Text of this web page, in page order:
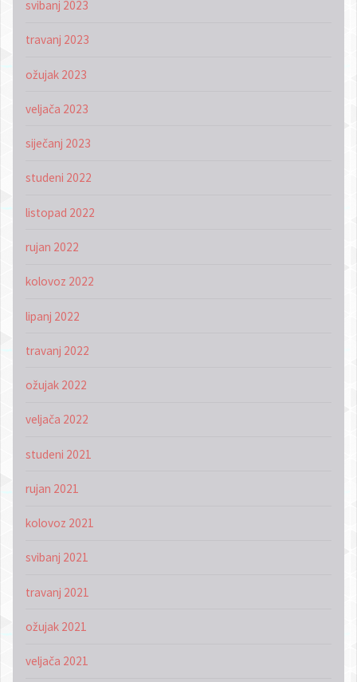
svibanj 2023
travanj 2023
ožujak 2023
veljača 2023
siječanj 2023
studeni 2022
listopad 2022
rujan 2022
kolovoz 2022
lipanj 2022
travanj 2022
ožujak 2022
veljača 2022
studeni 2021
rujan 2021
kolovoz 2021
svibanj 2021
travanj 2021
ožujak 2021
veljača 2021